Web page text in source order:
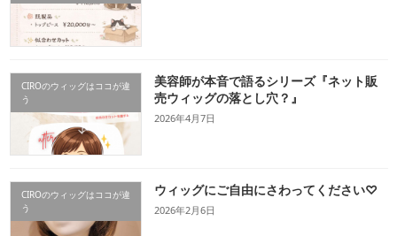
CIROのウィッグはココが違
う
美容師が本音で語るシリーズ『ネット販
売ウィッグの落とし穴？』
2026年4月7日
CIROのウィッグはココが違
う
ウィッグにご自由にさわってください♡
2026年2月6日